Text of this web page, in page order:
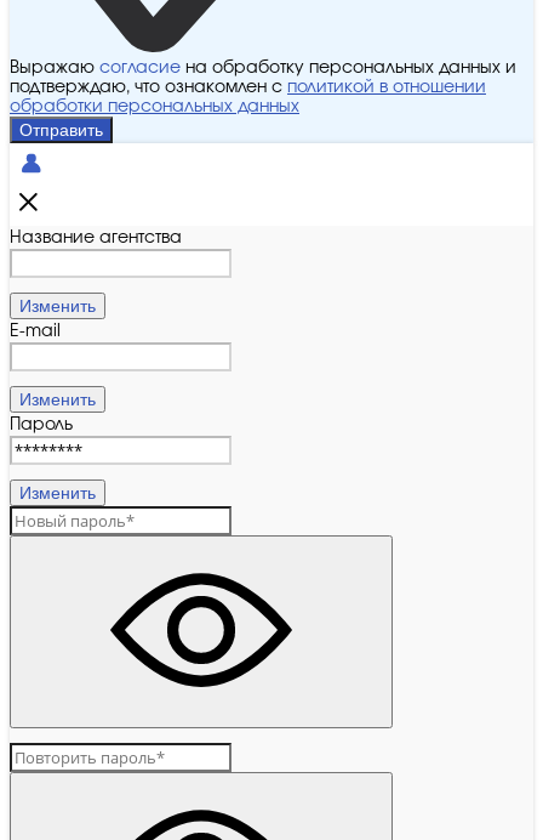
Выражаю согласие на обработку персональных данных и
подтверждаю, что ознакомлен с политикой в отношении
обработки персональных данных
Отправить
Название агентства
Изменить
E-mail
Изменить
Пароль
Изменить